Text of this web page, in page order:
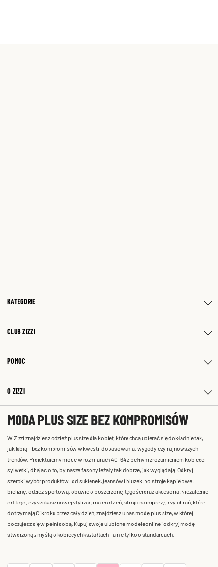
KATEGORIE
CLUB ZIZZI
POMOC
O ZIZZI
MODA PLUS SIZE BEZ KOMPROMISÓW
W Zizzi znajdziesz odzież plus size dla kobiet, które chcą ubierać się dokładnie tak,
jak lubią – bez kompromisów w kwestii dopasowania, wygody czy najnowszych
trendów. Projektujemy modę w rozmiarach 40-64 z pełnym zrozumieniem kobiecej
sylwetki, dbając o to, by nasze fasony leżały tak dobrze, jak wyglądają. Odkryj
szeroki wybór produktów: od sukienek, jeansów i bluzek, po stroje kąpielowe,
bieliznę, odzież sportową, obuwie o poszerzonej tęgości oraz akcesoria. Niezależnie
od tego, czy szukasz nowej stylizacji na co dzień, stroju na imprezę, czy ubrań, które
dotrzymają Ci kroku przez cały dzień, znajdziesz u nas modę plus size, w której
poczujesz się w pełni sobą. Kupuj swoje ulubione modele online i odkryj modę
stworzoną z myślą o kobiecych kształtach – a nie tylko o standardach.